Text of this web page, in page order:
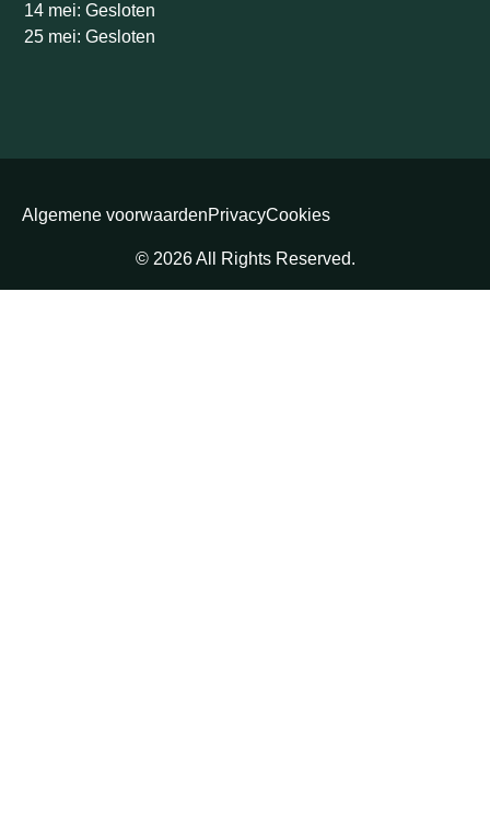
14 mei: Gesloten
25 mei: Gesloten
Algemene voorwaardenPrivacyCookies
© 2026 All Rights Reserved.